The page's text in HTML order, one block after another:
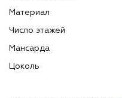
Материал
Число этажей
Мансарда
Цоколь